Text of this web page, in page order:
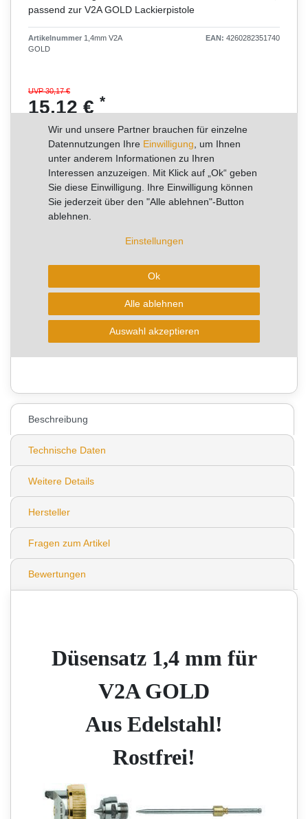
passend zur V2A GOLD Lackierpistole
Artikelnummer 1,4mm V2A
GOLD
EAN: 4260282351740
UVP 30,17 €
15,12 € *
Inhalt1 Stück
Grundpreis15,12 € / Stück
RABATT -50%
Sie sparen 15,05 €
Lagerware - Sofort lieferbar!
In den Warenkorb
Wunschliste
Beschreibung
Technische Daten
Weitere Details
Hersteller
Fragen zum Artikel
Bewertungen
Düsensatz 1,4 mm für
V2A GOLD
Aus Edelstahl!
Rostfrei!
Wir und unsere Partner brauchen für einzelne
Datennutzungen Ihre Einwilligung , um Ihnen
unter anderem Informationen zu Ihren
Interessen anzuzeigen. Mit Klick auf „Ok“ geben
Sie diese Einwilligung. Ihre Einwilligung können
Sie jederzeit über den "Alle ablehnen"-Button
ablehnen.
Einstellungen
Ok
Alle ablehnen
Auswahl akzeptieren